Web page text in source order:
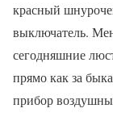
красный
выключатель.
сегодняшние
прямо как за
прибор